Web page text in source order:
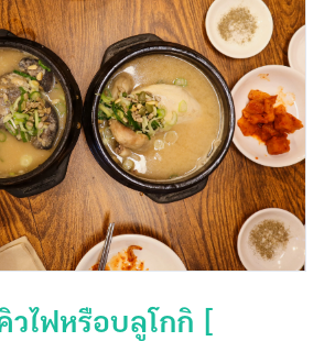
ไฟหรือบลูโกกิ [